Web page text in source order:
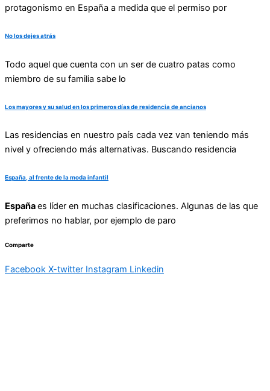
protagonismo en España a medida que el permiso por
No los dejes atrás
Todo aquel que cuenta con un ser de cuatro patas como
miembro de su familia sabe lo
Los mayores y su salud en los primeros días de residencia de ancianos
Las residencias en nuestro país cada vez van teniendo más
nivel y ofreciendo más alternativas. Buscando residencia
España, al frente de la moda infantil
Españaes líder en muchas clasificaciones. Algunas de las que
preferimos no hablar, por ejemplo de paro
Comparte
Facebook X-twitter Instagram Linkedin